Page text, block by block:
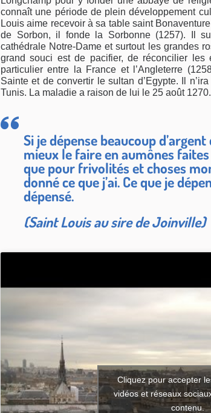
connaît une période de plein développement
Louis aime recevoir à sa table saint
de Sorbon, il fonde la Sorbonne (1257). Il
cathédrale Notre-Dame et surtout les grandes
grand souci est de pacifier, de réconcilier les
particulier entre la France et l’Angleterre
Sainte et de convertir le sultan d’Egypte. Il
Tunis. La maladie a raison de lui le 25 août 1270.
Si je dépense beaucoup
mieux le faire en aumônes
que pour frivolités et choses
donné ce que j’ai. Ce que je
dépensé.
(Saint Louis au sire de Joinville)
Cliquez pour accepter
vidéos et réseaux
contenu.